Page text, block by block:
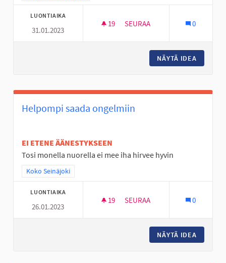
LUONTIAIKA
31.01.2023
19 19 SEURAAJAA
SEURAA 0
NÄYTÄ IDEA
Helpompi saada ongelmiin
EI ETENE ÄÄNESTYKSEEN
Tosi monella nuorella ei mee iha hirvee hyvin
Rajaa tulokset teeman mukaan: Koko Seinäjoki
Koko Seinäjoki
LUONTIAIKA
26.01.2023
19 19 SEURAAJAA
SEURAA 0
NÄYTÄ IDEA